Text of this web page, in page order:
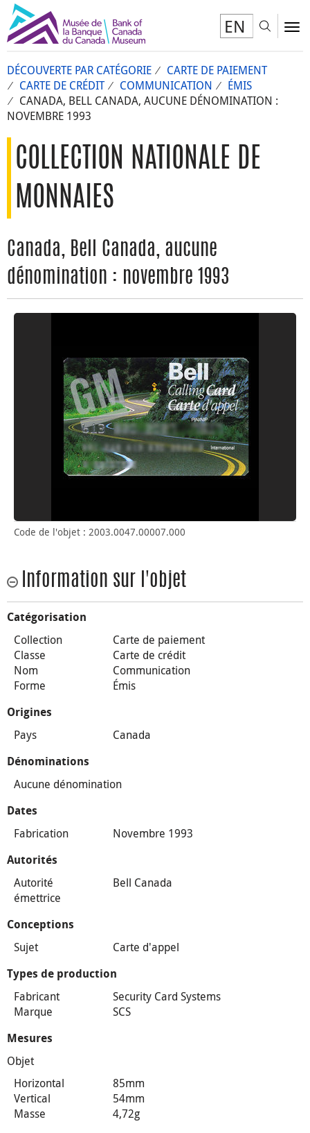
EN
DÉCOUVERTE PAR CATÉGORIE
CARTE DE PAIEMENT
CARTE DE CRÉDIT
COMMUNICATION
ÉMIS
CANADA, BELL CANADA, AUCUNE DÉNOMINATION :
NOVEMBRE 1993
COLLECTION NATIONALE DE
MONNAIES
Canada, Bell Canada, aucune
dénomination : novembre 1993
Code de l'objet : 2003.0047.00007.000
Information sur l'objet
Catégorisation
Collection
Carte de paiement
Classe
Carte de crédit
Nom
Communication
Forme
Émis
Origines
Pays Canada
Dénominations
Aucune dénomination
Dates
Fabrication Novembre 1993
Autorités
Autorité
émettrice
Bell Canada
Conceptions
Sujet Carte d'appel
Types de production
Fabricant
Security Card Systems
Marque
SCS
Mesures
Objet
Horizontal
85mm
Vertical
54mm
Masse
4,72g